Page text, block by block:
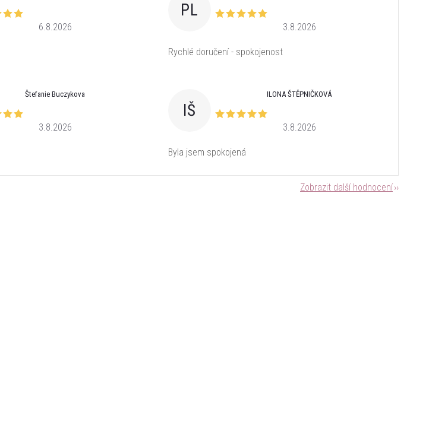
6.8.2026
PL
3.8.2026
Rychlé doručení - spokojenost
Štefanie Buczykova
3.8.2026
IŠ
ILONA ŠTĚPNIČKOVÁ
3.8.2026
Byla jsem spokojená
Zobrazit další hodnocení